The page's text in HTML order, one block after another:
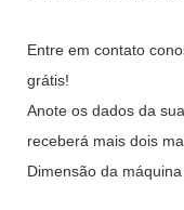
Entre em contato
grátis!
Anote os dados da
receberá mais dois
Dimensão da